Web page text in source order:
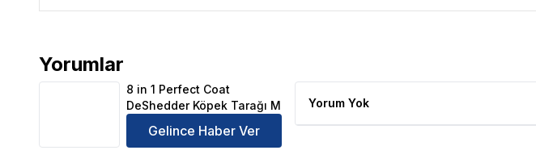
Yorumlar
8 in 1 Perfect Coat DeShedder Köpek Tarağı M Ürün Yorumları
8 in 1 Perfect Coat
DeShedder Köpek Tarağı M
Gelince Haber Ver
Yorum Yok